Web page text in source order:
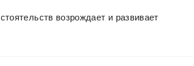
возрождает и развивает